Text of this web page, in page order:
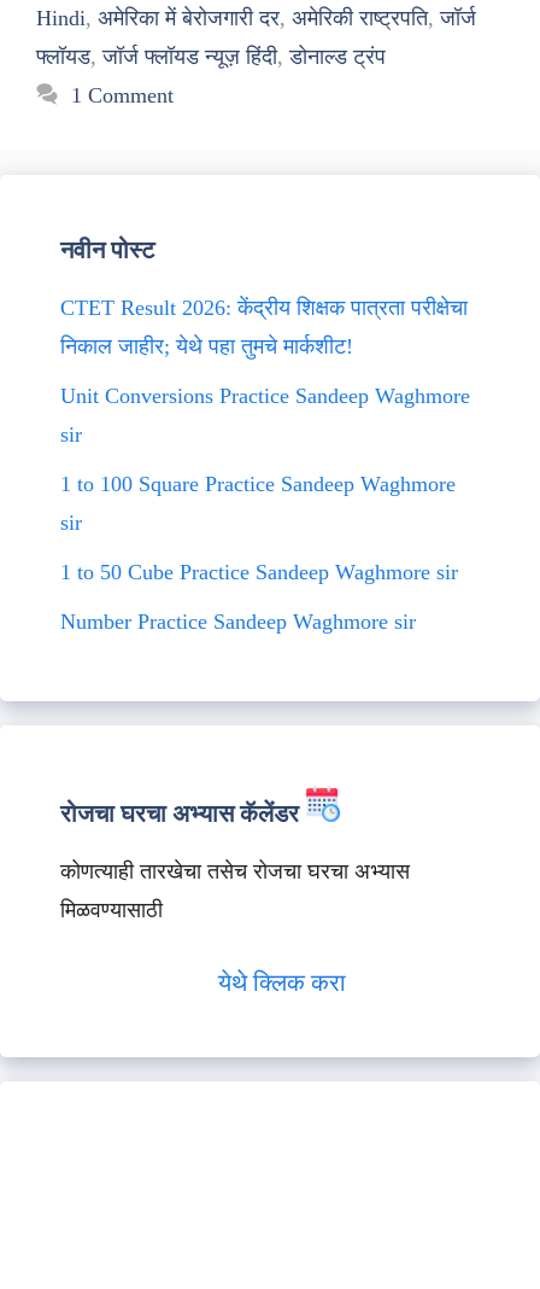
Hindi, अमेरिका में बेरोजगारी दर, अमेरिकी राष्ट्रपति,जॉर्ज
फ्लॉयड,जॉर्ज फ्लॉयड न्यूज़ हिंदी,डोनाल्ड ट्रंप
1 Comment
नवीन पोस्ट
CTET Result 2026: केंद्रीय शिक्षक पात्रता परीक्षेचा
निकाल जाहीर; येथे पहा तुमचे मार्कशीट!
Unit Conversions Practice Sandeep Waghmore
sir
1 to 100 Square Practice Sandeep Waghmore
sir
1 to 50 Cube Practice Sandeep Waghmore sir
Number Practice Sandeep Waghmore sir
रोजचा घरचा अभ्यास कॅलेंडर
कोणत्याही तारखेचा तसेच रोजचा घरचा अभ्यास
मिळवण्यासाठी
येथे क्लिक करा